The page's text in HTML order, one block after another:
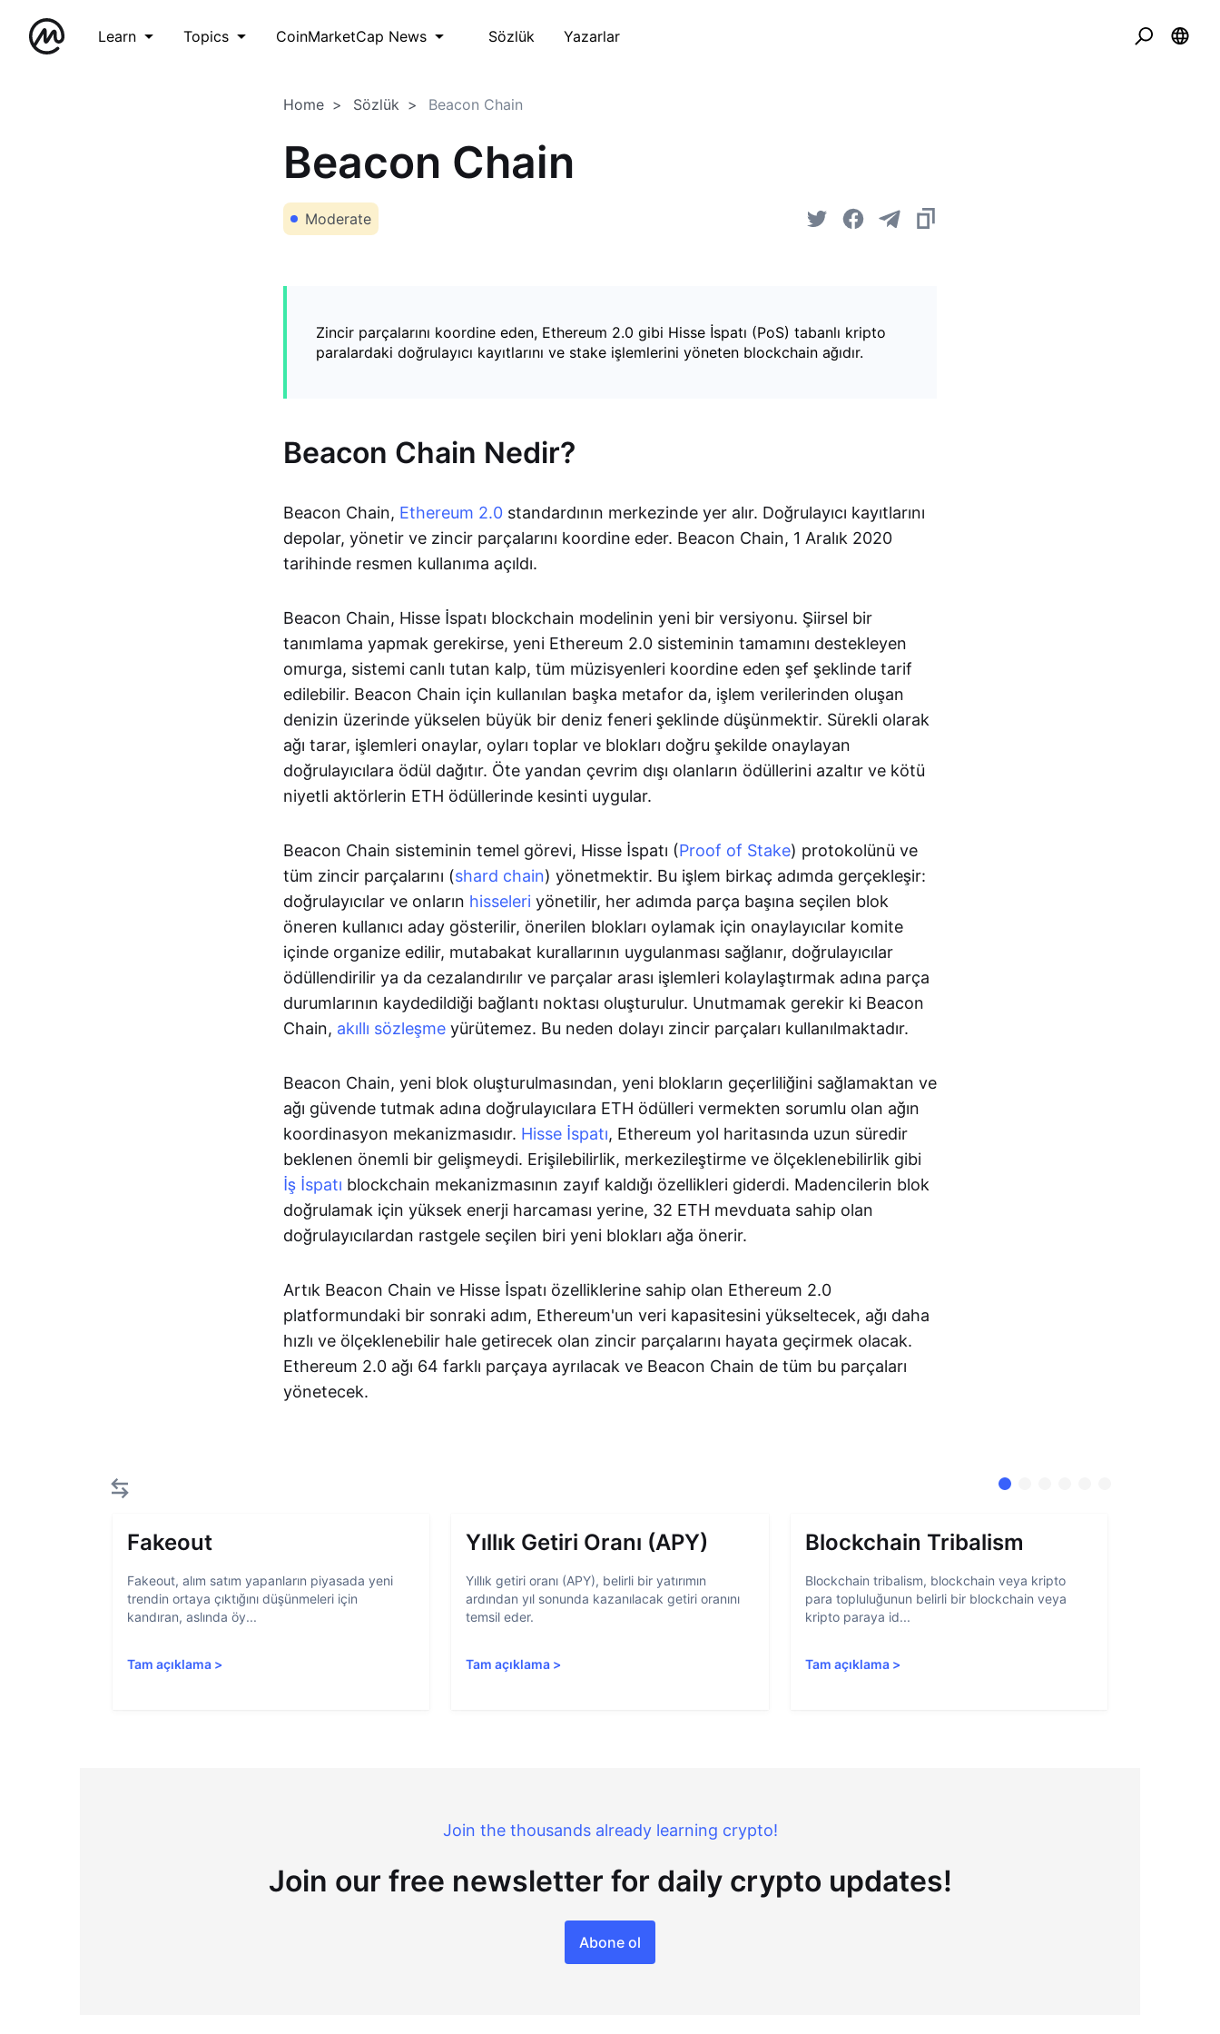
Learn Topics CoinMarketCap News Sözlük Yazarlar
Home Sözlük Beacon Chain
Beacon Chain
Moderate
Zincir parçalarını koordine eden, Ethereum 2.0 gibi Hisse İspatı (PoS) tabanlı kripto
paralardaki doğrulayıcı kayıtlarını ve stake işlemlerini yöneten blockchain ağıdır.
Beacon Chain Nedir?
Beacon Chain, Ethereum 2.0 standardının merkezinde yer alır. Doğrulayıcı kayıtlarını
depolar, yönetir ve zincir parçalarını koordine eder. Beacon Chain, 1 Aralık 2020
tarihinde resmen kullanıma açıldı.
Beacon Chain, Hisse İspatı blockchain modelinin yeni bir versiyonu. Şiirsel bir
tanımlama yapmak gerekirse, yeni Ethereum 2.0 sisteminin tamamını destekleyen
omurga, sistemi canlı tutan kalp, tüm müzisyenleri koordine eden şef şeklinde tarif
edilebilir. Beacon Chain için kullanılan başka metafor da, işlem verilerinden oluşan
denizin üzerinde yükselen büyük bir deniz feneri şeklinde düşünmektir. Sürekli olarak
ağı tarar, işlemleri onaylar, oyları toplar ve blokları doğru şekilde onaylayan
doğrulayıcılara ödül dağıtır. Öte yandan çevrim dışı olanların ödüllerini azaltır ve kötü
niyetli aktörlerin ETH ödüllerinde kesinti uygular.
Beacon Chain sisteminin temel görevi, Hisse İspatı (Proof of Stake) protokolünü ve
tüm zincir parçalarını (shard chain) yönetmektir. Bu işlem birkaç adımda gerçekleşir:
doğrulayıcılar ve onların hisseleri yönetilir, her adımda parça başına seçilen blok
öneren kullanıcı aday gösterilir, önerilen blokları oylamak için onaylayıcılar komite
içinde organize edilir, mutabakat kurallarının uygulanması sağlanır, doğrulayıcılar
ödüllendirilir ya da cezalandırılır ve parçalar arası işlemleri kolaylaştırmak adına parça
durumlarının kaydedildiği bağlantı noktası oluşturulur. Unutmamak gerekir ki Beacon
Chain, akıllı sözleşme yürütemez. Bu neden dolayı zincir parçaları kullanılmaktadır.
Beacon Chain, yeni blok oluşturulmasından, yeni blokların geçerliliğini sağlamaktan ve
ağı güvende tutmak adına doğrulayıcılara ETH ödülleri vermekten sorumlu olan ağın
koordinasyon mekanizmasıdır. Hisse İspatı, Ethereum yol haritasında uzun süredir
beklenen önemli bir gelişmeydi. Erişilebilirlik, merkezileştirme ve ölçeklenebilirlik gibi
İş İspatı blockchain mekanizmasının zayıf kaldığı özellikleri giderdi. Madencilerin blok
doğrulamak için yüksek enerji harcaması yerine, 32 ETH mevduata sahip olan
doğrulayıcılardan rastgele seçilen biri yeni blokları ağa önerir.
Artık Beacon Chain ve Hisse İspatı özelliklerine sahip olan Ethereum 2.0
platformundaki bir sonraki adım, Ethereum'un veri kapasitesini yükseltecek, ağı daha
hızlı ve ölçeklenebilir hale getirecek olan zincir parçalarını hayata geçirmek olacak.
Ethereum 2.0 ağı 64 farklı parçaya ayrılacak ve Beacon Chain de tüm bu parçaları
yönetecek.
Fakeout
Fakeout, alım satım yapanların piyasada yeni
trendin ortaya çıktığını düşünmeleri için
kandıran, aslında öy...
Tam açıklama >
Yıllık Getiri Oranı (APY)
Yıllık getiri oranı (APY), belirli bir yatırımın
ardından yıl sonunda kazanılacak getiri oranını
temsil eder.
Tam açıklama >
Blockchain Tribalism
Blockchain tribalism, blockchain veya kripto
para topluluğunun belirli bir blockchain veya
kripto paraya id...
Tam açıklama>
Join the thousands already learning crypto!
Join our free newsletter for daily crypto updates!
Abone ol